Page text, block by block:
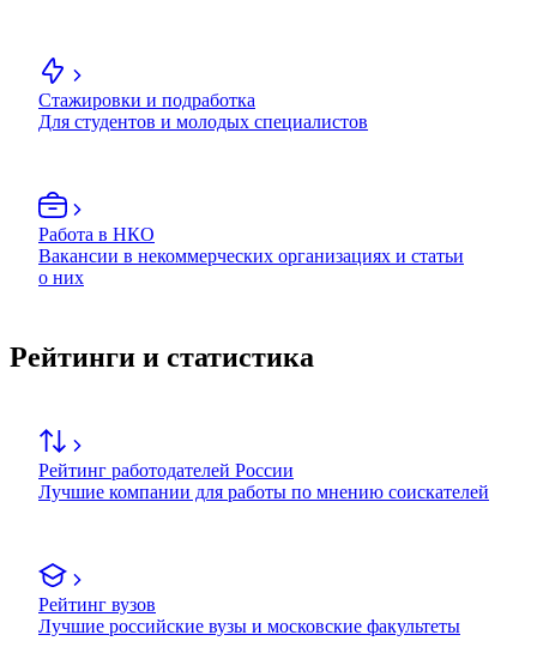
Стажировки и подработка
Для студентов и молодых специалистов
Работа в НКО
Вакансии в некоммерческих организациях и статьи
о них
Рейтинги и статистика
Рейтинг работодателей России
Лучшие компании для работы по мнению соискателей
Рейтинг вузов
Лучшие российские вузы и московские факультеты